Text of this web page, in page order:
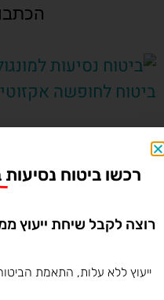
אקזוטית
שיתאים לכם
רכשו ביטוח נסיעות
רוצה לקבל שיחת ייעוץ
ייעוץ ללא עלות, התאמת